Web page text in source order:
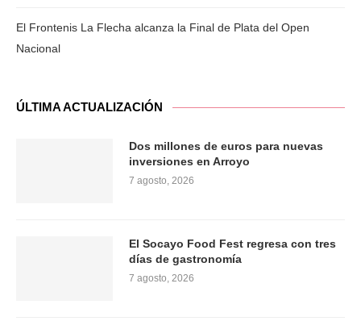
El Frontenis La Flecha alcanza la Final de Plata del Open
Nacional
ÚLTIMA ACTUALIZACIÓN
Dos millones de euros para nuevas
inversiones en Arroyo
7 agosto, 2026
El Socayo Food Fest regresa con tres
días de gastronomía
7 agosto, 2026